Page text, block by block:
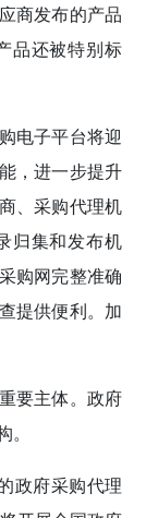
商发布的产品
品还被特别标
电子平台将迎
，进一步提升
、采购代理机
归集和发布机
购网完整准确
提供便利。加
要主体。政府
政府采购代理